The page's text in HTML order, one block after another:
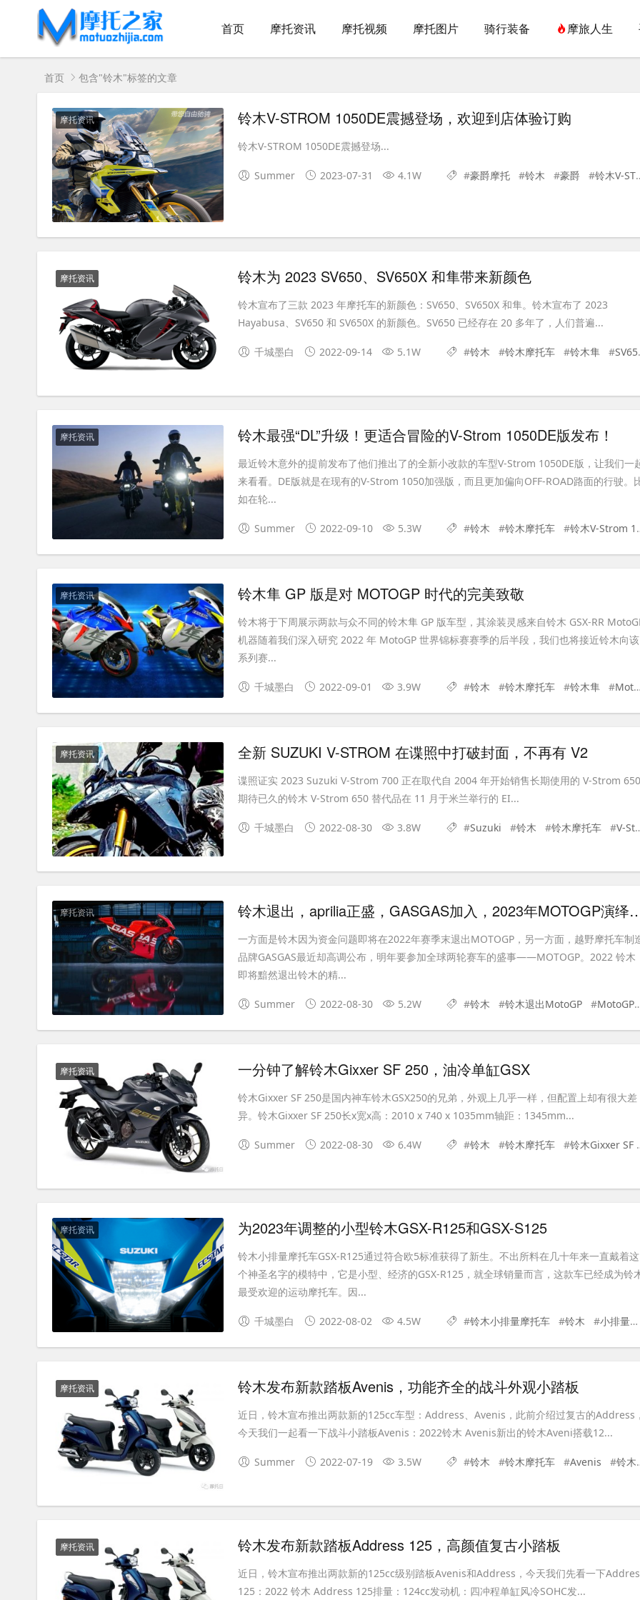
首页 摩托资讯 摩托视频 摩托图片 骑行装备 摩旅人生
首页 包含"铃木"标签的文章
摩托资讯 铃木V-STROM 1050DE震撼登场，欢迎到店体验订购
铃木V-STROM 1050DE震撼登场...
Summer 2023-07-31 4.1W #豪爵摩托 #铃木 #豪爵 #铃木V-STROM 1050DE
摩托资讯 铃木为 2023 SV650、SV650X 和隼带来新颜色
铃木宣布了三款 2023 年摩托车的新颜色：SV650、SV650X 和隼。铃木宣布了 2023
Hayabusa、SV650 和 SV650X 的新颜色。SV650 已经存在 20 多年了，人们普遍...
千城墨白 2022-09-14 5.1W #铃木 #铃木摩托车 #铃木隼 #SV650
摩托资讯 铃木最强“DL”升级！更适合冒险的V-Strom 1050DE版发布！
最近铃木意外的提前发布了他们推出了的全新小改款的车型V-Strom 1050DE版，让我们一
来看看。DE版就是在现有的V-Strom 1050加强版，而且更加偏向OFF-ROAD路面的行驶。
如在轮...
Summer 2022-09-10 5.3W #铃木 #铃木摩托车 #铃木V-Strom 1050DE
摩托资讯 铃木隼 GP 版是对 MOTOGP 时代的完美致敬
铃木将于下周展示两款与众不同的铃木隼 GP 版车型，其涂装灵感来自铃木 GSX-RR
机器随着我们深入研究 2022 年 MotoGP 世界锦标赛赛季的后半段，我们也将接近铃木向该
系列赛...
千城墨白 2022-09-01 3.9W #铃木 #铃木摩托车 #铃木隼 #MotoGP
摩托资讯 全新 SUZUKI V-STROM 在谍照中打破封面，不再有 V2
谍照证实 2023 Suzuki V-Strom 700 正在取代自 2004 年开始销售长期使用的 V-Strom 650
期待已久的铃木 V-Strom 650 替代品在 11 月于米兰举行的 EI...
千城墨白 2022-08-30 3.8W #Suzuki #铃木 #铃木摩托车 #V-Strom 650
摩托资讯 铃木退出，aprilia正盛，GASGAS加
一方面是铃木因为资金问题即将在2022年赛季末退出MOTOGP，另一方面，越野摩托车制
品牌GASGAS最近却高调公布，明年要参加全球两轮赛车的盛事——MOTOGP。2022 铃木
即将黯然退出铃木的精...
Summer 2022-08-30 5.2W #铃木 #铃木退出MotoGP #MotoGP
摩托资讯 一分钟了解铃木Gixxer SF 250，油冷单缸GSX
铃木Gixxer SF 250是国内神车铃木GSX250的兄弟，外观上几乎一样，但配置上却有很大差
异。铃木Gixxer SF 250长x宽x高：2010 x 740 x 1035mm轴距：1345mm...
Summer 2022-08-30 6.4W #铃木 #铃木摩托车 #铃木Gixxer SF 250
摩托资讯 为2023年调整的小型铃木GSX-R125和GSX-S125
铃木小排量摩托车GSX-R125通过符合欧5标准获得了新生。不出所料在几十年来一直戴着这
个神圣名字的模特中，它是小型、经济的GSX-R125，就全球销量而言，这款车已经成为铃
最受欢迎的运动摩托车。因...
千城墨白 2022-08-02 4.5W #铃木小排量摩托车 #铃木 #小排量摩托车
摩托资讯 铃木发布新款踏板Avenis，功能齐全的战斗外观小踏板
近日，铃木宣布推出两款新的125cc车型：Address、Avenis，此前介绍过复古的Address，
今天我们一起看一下战斗小踏板Avenis：2022铃木 Avenis新出的铃木Aveni搭载12...
Summer 2022-07-19 3.5W #铃木 #铃木摩托车 #Avenis #铃木Avenis
摩托资讯 铃木发布新款踏板Address 125，高颜值复古小踏板
近日，铃木宣布推出两款新的125cc级别踏板Avenis和Address，今天我们先看一下
125：2022 铃木 Address 125排量：124cc发动机：四冲程单缸风冷SOHC发...